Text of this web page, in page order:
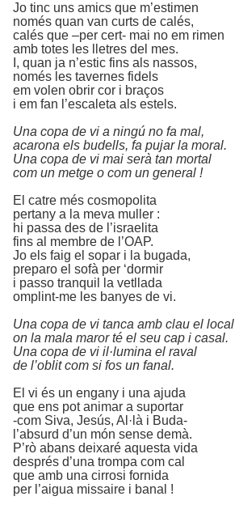
Jo tinc uns amics que m’estimen
només quan van curts de calés,
calés que –per cert- mai no em rimen
amb totes les lletres del mes.
I, quan ja n’estic fins als nassos,
només les tavernes fidels
em volen obrir cor i braços
i em fan l’escaleta als estels.
Una copa de vi a ningú no fa mal,
acarona els budells, fa pujar la moral.
Una copa de vi mai serà tan mortal
com un metge o com un general !
El catre més cosmopolita
pertany a la meva muller :
hi passa des de l’israelita
fins al membre de l’OAP.
Jo els faig el sopar i la bugada,
preparo el sofà per ‘dormir
i passo tranquil la vetllada
omplint-me les banyes de vi.
Una copa de vi tanca amb clau el local
on la mala maror té el seu cap i casal.
Una copa de vi il·lumina el raval
de l’oblit com si fos un fanal.
El vi és un engany i una ajuda
que ens pot animar a suportar
-com Siva, Jesús, Al·là i Buda-
l’absurd d’un món sense demà.
P’rò abans deixaré aquesta vida
després d’una trompa com cal
que amb una cirrosi fornida
per l’aigua missaire i banal !